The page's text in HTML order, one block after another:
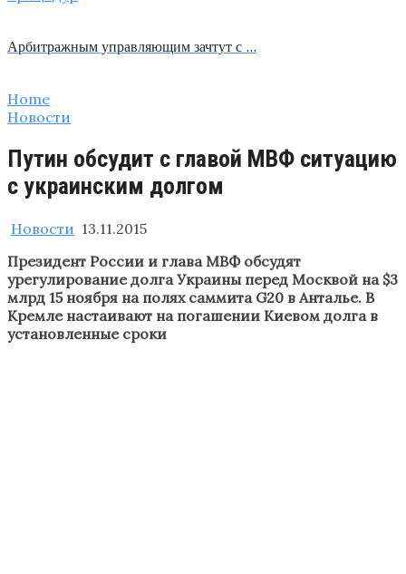
Арбитражным управляющим зачтут с …
Home
Новости
Путин обсудит с главой МВФ ситуацию
с украинским долгом
Новости 13.11.2015
Президент России и глава МВФ обсудят
урегулирование долга Украины перед Москвой на $3
млрд 15 ноября на полях саммита G20 в Анталье. В
Кремле настаивают на погашении Киевом долга в
установленные сроки